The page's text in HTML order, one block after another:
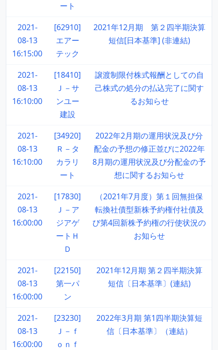
ート
2021-
08-13
16:15:00
[62910]
エアー
テック
2021年12月期 第２四半期決算
短信[日本基準] (非連結)
2021-
08-13
16:10:00
[18410]
Ｊ－サ
ンユー
建設
譲渡制限付株式報酬としての自
己株式の処分の払込完了に関す
るお知らせ
2021-
08-13
16:10:00
[34920]
Ｒ－タ
カラリ
ート
2022年2月期の運用状況及び分
配金の予想の修正並びに2022年
8月期の運用状況及び分配金の予
想に関するお知らせ
2021-
08-13
16:00:00
[17830]
Ｊ－ア
ジアゲ
ートＨ
Ｄ
（2021年7月度）第１回無担保
転換社債型新株予約権付社債及
び第4回新株予約権の行使状況の
お知らせ
2021-
08-13
16:00:00
[22150]
第一パ
ン
2021年12月期 第２四半期決算
短信〔日本基準〕(連結)
2021-
08-13
16:00:00
[23230]
Ｊ－ｆ
ｏｎｆ
2022年3月期 第1四半期決算短
信〔日本基準〕（連結）